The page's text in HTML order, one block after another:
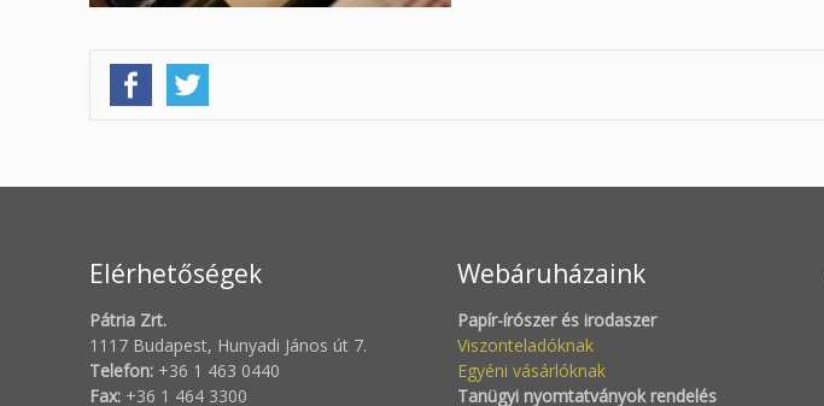
Elérhetőségek
Pátria Zrt.
1117 Budapest, Hunyadi János út 7.
Telefon: +36 1 463 0440
Fax: +36 1 464 3300
Webáruházaink
Papír-írószer és irodaszer
Viszonteladóknak
Egyéni vásárlóknak
Tanügyi nyomtatványok rendelés